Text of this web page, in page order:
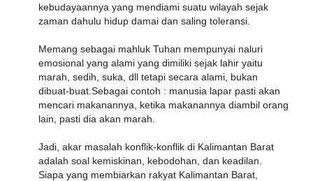
kebudayaannya yang mendiami suatu wilayah sejak
zaman dahulu hidup damai dan saling toleransi.
Memang sebagai mahluk Tuhan mempunyai naluri
emosional yang alami yang dimiliki sejak lahir yaitu
marah, sedih, suka, dll tetapi secara alami, bukan
dibuat-buat.Sebagai contoh : manusia lapar pasti akan
mencari makanannya, ketika makanannya diambil orang
lain, pasti dia akan marah.
Jadi, akar masalah konflik-konflik di Kalimantan Barat
adalah soal kemiskinan, kebodohan, dan keadilan.
Siapa yang membiarkan rakyat Kalimantan Barat,